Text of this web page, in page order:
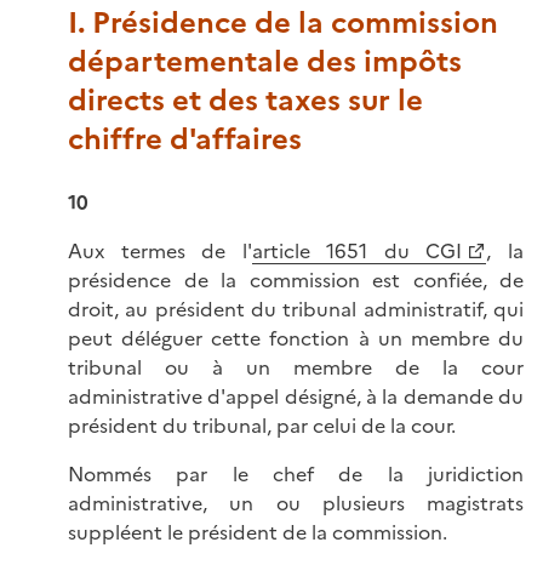
I. Présidence de la commission
départementale des impôts
directs et des taxes sur le
chiffre d'affaires
10
Aux termes de l'article 1651 du CGI
, la
présidence de la commission est confiée, de
droit, au président du tribunal administratif, qui
peut déléguer cette fonction à un membre du
tribunal ou à un membre de la cour
administrative d'appel désigné, à la demande du
président du tribunal, par celui de la cour.
Nommés par le chef de la juridiction
administrative, un ou plusieurs magistrats
suppléent le président de la commission.